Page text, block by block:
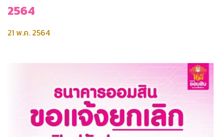
2564
21 พ.ค. 2564